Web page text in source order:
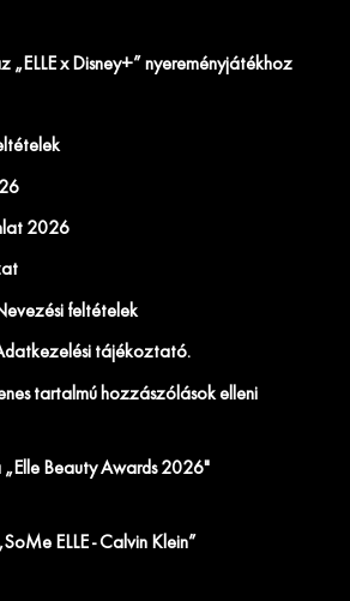
„ELLE x Disney+” nyereményjátékhoz
2026
feltételek
tájékoztató.
tartalmú hozzászólások elleni
„Elle Beauty Awards 2026"
ELLE - Calvin Klein”